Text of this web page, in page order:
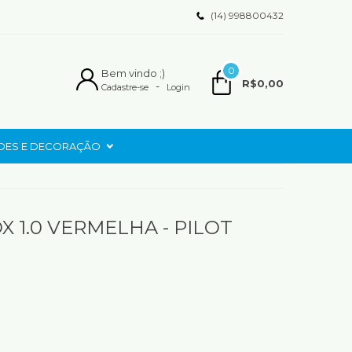
(14) 998800432
Bem vindo ;)
Cadastre-se - Login
0
R$0,00
E DECORAÇÃO
1.0 VERMELHA - PILOT